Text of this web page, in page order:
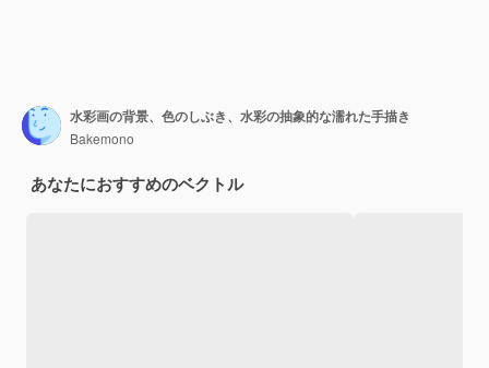
水彩画の背景、色のしぶき、水彩の抽象的な濡れた手描き
Bakemono
あなたにおすすめのベクトル